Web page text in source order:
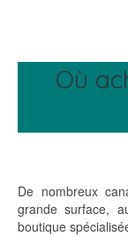
Où
De nombreux
grande surface,
boutique